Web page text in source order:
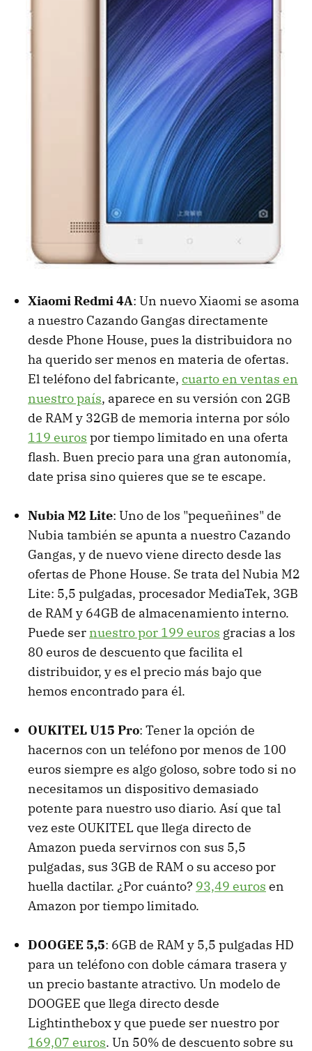
Xiaomi Redmi 4A: Un nuevo Xiaomi se asoma
a nuestro Cazando Gangas directamente
desde Phone House, pues la distribuidora no
ha querido ser menos en materia de ofertas.
El teléfono del fabricante, cuarto en ventas en
nuestro país, aparece en su versión con 2GB
de RAM y 32GB de memoria interna por sólo
119 euros por tiempo limitado en una oferta
flash. Buen precio para una gran autonomía,
date prisa sino quieres que se te escape.
Nubia M2 Lite: Uno de los "pequeñines" de
Nubia también se apunta a nuestro Cazando
Gangas, y de nuevo viene directo desde las
ofertas de Phone House. Se trata del Nubia M2
Lite: 5,5 pulgadas, procesador MediaTek, 3GB
de RAM y 64GB de almacenamiento interno.
Puede ser nuestro por 199 euros gracias a los
80 euros de descuento que facilita el
distribuidor, y es el precio más bajo que
hemos encontrado para él.
OUKITEL U15 Pro: Tener la opción de
hacernos con un teléfono por menos de 100
euros siempre es algo goloso, sobre todo si no
necesitamos un dispositivo demasiado
potente para nuestro uso diario. Así que tal
vez este OUKITEL que llega directo de
Amazon pueda servirnos con sus 5,5
pulgadas, sus 3GB de RAM o su acceso por
huella dactilar. ¿Por cuánto? 93,49 euros en
Amazon por tiempo limitado.
DOOGEE 5,5: 6GB de RAM y 5,5 pulgadas HD
para un teléfono con doble cámara trasera y
un precio bastante atractivo. Un modelo de
DOOGEE que llega directo desde
Lightinthebox y que puede ser nuestro por
169,07 euros. Un 50% de descuento sobre su